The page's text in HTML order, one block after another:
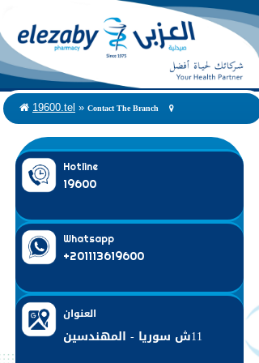
19600.tel » Contact The Branch
Hotline
19600
Whatsapp
+201113619600
العنوان
11ش سوريا - المهندسين